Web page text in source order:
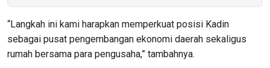
“Langkah ini kami harapkan memperkuat posisi Kadin
sebagai pusat pengembangan ekonomi daerah sekaligus
rumah bersama para pengusaha,” tambahnya.